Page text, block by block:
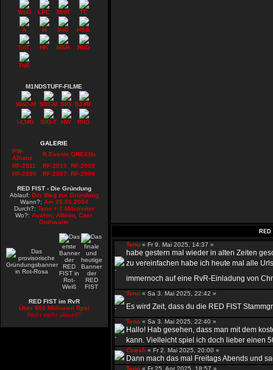
WoD LPC MnR TC
A H VoD HSG
SdT HK HSH RitD
TqE
M1NDSTUFF-FILME
WoD-M SIO-M SIO 5J-RF
i-LMG SIO-T HW RitD
GALERIE
PW-
Allianz
R.Events GREENs
RF-2011
RF-2010 RF-2009
RF-2008
RF-2007 RF-2006
RED FIST - Die Gründung
Ablauf: Der Weg zur Gründung
Wann?: Am 25.06.2004
Durch?: Teno + 7 Mitstreiter
Wo?:Avalon, Albion, Caer
Gothwaite
RED FIST im RvR
Über 500 Millionen Rps!
Nicht mehr aktuell?
Teno « Fr 9. Mai 2025, 14:37 »
habe gestern mal wieder in alten Zeiten
zu vereinfachen habe ich heute mal alle
immernoch auf eine RvR-Einladung von
Teno « Sa 3. Mai 2025, 22:42 »
Es wird Zeit, dass du die RED FIST
Teno « Sa 3. Mai 2025, 22:40 »
Hallo! Hab gesehen, dass man mit dem
kann. Vielleicht spiel ich doch lieber einen
Ciresh « Fr 2. Mai 2025, 20:00 »
Dann mach das mal Freitags Abends und
Teno « Fr 25. Apr 2025, 18:57 »